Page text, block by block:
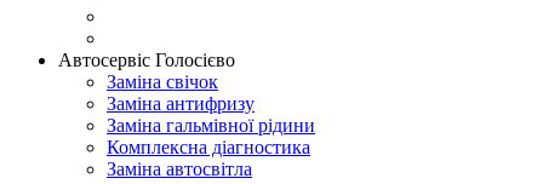
Автосервіс Голосієво
Заміна свічок
Заміна антифризу
Заміна гальмівної рідини
Комплексна діагностика
Заміна автосвітла